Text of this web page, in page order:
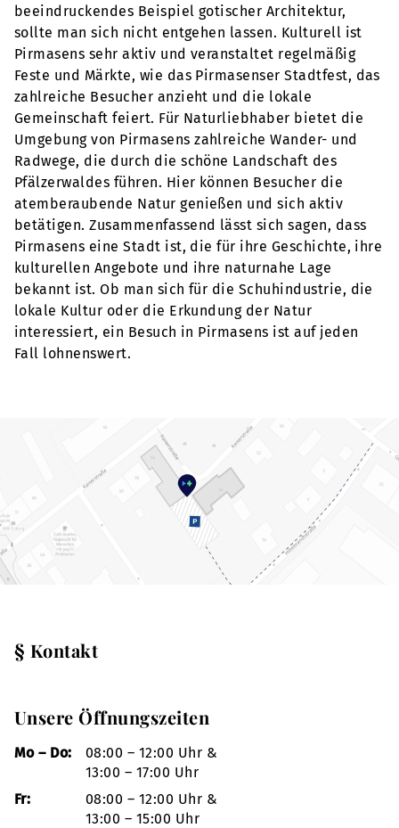
beeindruckendes Beispiel gotischer Architektur,
sollte man sich nicht entgehen lassen. Kulturell ist
Pirmasens sehr aktiv und veranstaltet regelmäßig
Feste und Märkte, wie das Pirmasenser Stadtfest, das
zahlreiche Besucher anzieht und die lokale
Gemeinschaft feiert. Für Naturliebhaber bietet die
Umgebung von Pirmasens zahlreiche Wander- und
Radwege, die durch die schöne Landschaft des
Pfälzerwaldes führen. Hier können Besucher die
atemberaubende Natur genießen und sich aktiv
betätigen. Zusammenfassend lässt sich sagen, dass
Pirmasens eine Stadt ist, die für ihre Geschichte, ihre
kulturellen Angebote und ihre naturnahe Lage
bekannt ist. Ob man sich für die Schuhindustrie, die
lokale Kultur oder die Erkundung der Natur
interessiert, ein Besuch in Pirmasens ist auf jeden
Fall lohnenswert.
§ Kontakt
Unsere Öffnungszeiten
Mo – Do:
08:00 – 12:00 Uhr &
13:00 – 17:00 Uhr
Fr:
08:00 – 12:00 Uhr &
13:00 – 15:00 Uhr